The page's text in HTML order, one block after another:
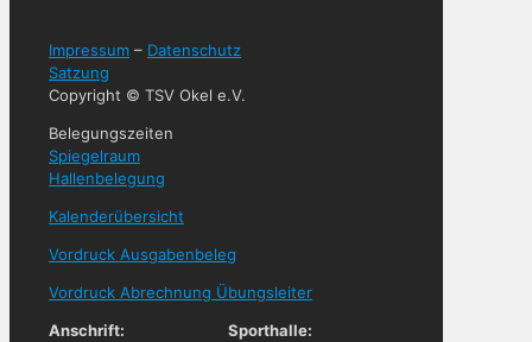
Impressum – Datenschutz
Satzung
Copyright © TSV Okel e.V.
Belegungszeiten
Spiegelraum
Hallenbelegung
Kalenderübersicht
Vordruck Ausgabenbeleg
Vordruck Abrechnung Übungsleiter
Anschrift: Sporthalle: